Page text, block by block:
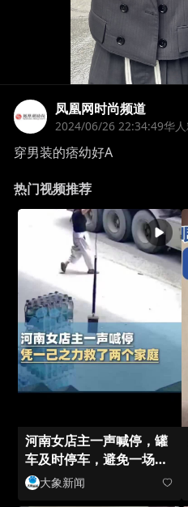
凤凰网时尚频道
2024/06/26 22:34:49
穿男装的痞幼好A
热门视频推荐
河南女店主一声喊停，罐
车及时停车，避免一场事
故，凭一己之力救了两个
大象新闻